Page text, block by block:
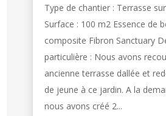
Type de chantier : Terrasse
Surface : 100 m2 Essence de
composite Fibron Sanctuary
particulière : Nous avons
ancienne terrasse dallée et
de jeune à ce jardin. A la
nous avons créé 2...